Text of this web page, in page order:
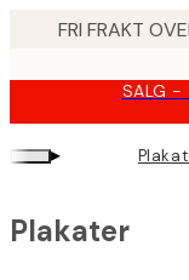
SALG -
▸
Plakater